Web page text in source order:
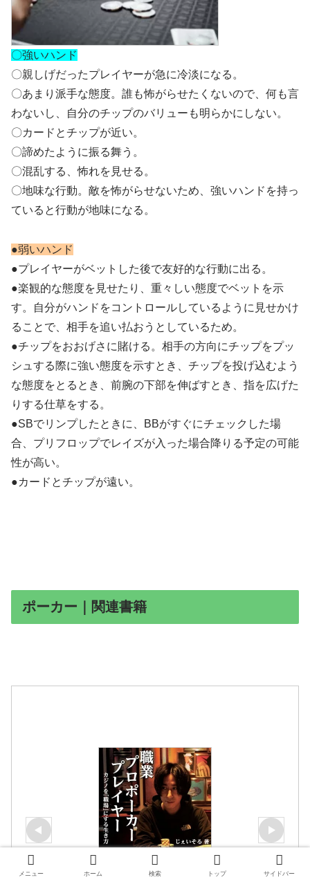
〇強いハンド
〇親しげだったプレイヤーが急に冷淡になる。
〇あまり派手な態度。誰も怖がらせたくないので、何も言
わないし、自分のチップのバリューも明らかにしない。
〇カードとチップが近い。
〇諦めたように振る舞う。
〇混乱する、怖れを見せる。
〇地味な行動。敵を怖がらせないため、強いハンドを持っ
ていると行動が地味になる。
●弱いハンド
●プレイヤーがベットした後で友好的な行動に出る。
●楽観的な態度を見せたり、重々しい態度でベットを示
す。自分がハンドをコントロールしているように見せかけ
ることで、相手を追い払おうとしているため。
●チップをおおげさに賭ける。相手の方向にチップをプッ
シュする際に強い態度を示すとき、チップを投げ込むよう
な態度をとるとき、前腕の下部を伸ばすとき、指を広げた
りする仕草をする。
●SBでリンプしたときに、BBがすぐにチェックした場
合、プリフロップでレイズが入った場合降りる予定の可能
性が高い。
●カードとチップが遠い。
ポーカー｜関連書籍
メニュー ホーム 検索 トップ サイドバー